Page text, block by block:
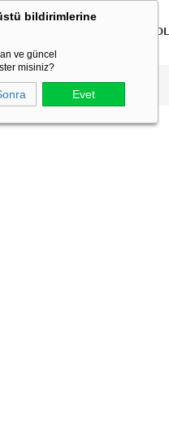
bildirimlerine
ve güncel
misiniz?
Evet